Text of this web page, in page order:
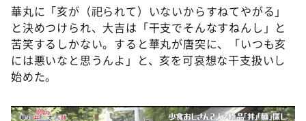
華丸に「亥が（祀られて）いないからすねてやがる」
と決めつけられ、大吉は「干支でそんなすねんし」と
苦笑するしかない。すると華丸が唐突に、「いつも亥
には悪いなと思うんよ」と、亥を可哀想な干支扱いし
始めた。